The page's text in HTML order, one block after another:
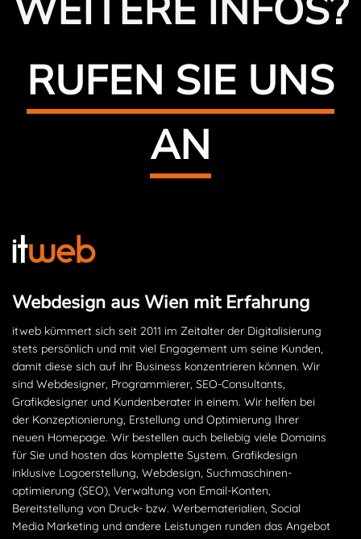
RUFEN SIE UNS
AN
Webdesign aus Wien mit Erfahrung
itweb kümmert sich seit 2011 im Zeitalter der Digitalisierung
stets persönlich und mit viel Engagement um seine Kunden,
damit diese sich auf ihr Business konzentrieren können. Wir
sind Webdesigner, Programmierer, SEO-Consultants,
Grafikdesigner und Kundenberater in einem. Wir helfen bei
der Konzeptionierung, Erstellung und Optimierung Ihrer
neuen Homepage. Wir bestellen auch beliebig viele Domains
für Sie und hosten das komplette System. Grafikdesign
inklusive Logoerstellung, Webdesign, Suchmaschinen­
optimierung (SEO), Verwaltung von Email-Konten,
Bereitstellung von Druck- bzw. Werbematerialien, Social
Media Marketing und andere Leistungen runden das Angebot